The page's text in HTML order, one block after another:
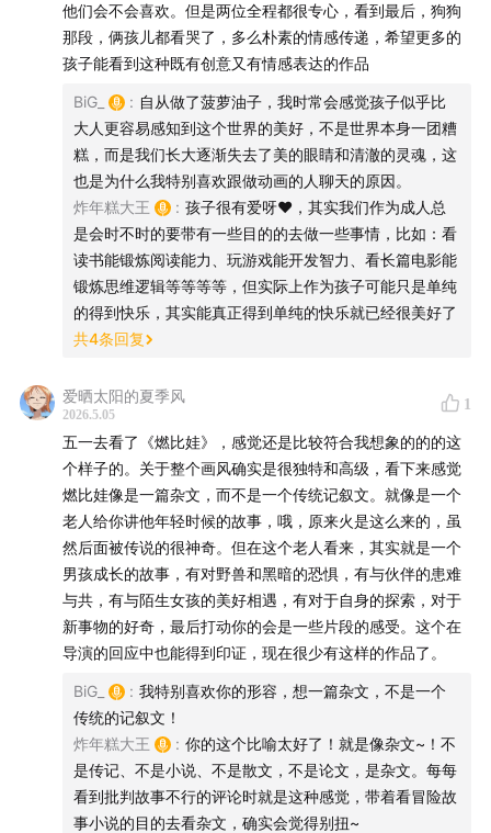
探寻多元视野下的动画创作：李文愉导演的倔强与
动画导演最有魅力的两个阶段：第一部与最后一部
震撼视觉的画面：草原花海的冲击力与创意设计
后期制作的重要性：为何早期美影厂可以奢侈的做
“先期配音”？
周迅与杨皓宇是如何加入《燃比娃》项目配音的？
01:14:30观影体验的变革：走进电影院，拥抱全新创作逻
辑
01:22:47美影厂：中国动画的巅峰与遗憾
01:31:07创作的浪漫与现实的脱离：探讨生死与陪伴的重
【关于”菠萝油子“】
菠萝油子（波螺油子），是青岛的一条已经消失不见的老
路，那里曾经充满了老城区的烟火气，但对于80、90后
的孩子来说，菠萝油子路上开着几家买二手漫画书的小
店，打开了无数孩子对漫画世界大门。虽然那条路已经消
失不见，但它却成了我们生命中，关于“漫画”所有记忆的
他们会不会喜欢。但是两位全程都很专心，看到最后，狗狗
那段，俩孩儿都看哭了，多么朴素的情感传递，希望更多的
孩子能看到这种既有创意又有情感表达的作品
BiG_ : 自从做了菠萝油子，我时常会感觉孩子似乎比
大人更容易感知到这个世界的美好，不是世界本身一团糟
糕，而是我们长大逐渐失去了美的眼睛和清澈的灵魂，这
也是为什么我特别喜欢跟做动画的人聊天的原因。
炸年糕大王
: 孩子很有爱呀❤️，其实我们作为成人总
是会时不时的要带有一些目的的去做一些事情，比如：看
读书能锻炼阅读能力、玩游戏能开发智力、看长篇电影能
锻炼思维逻辑等等等等，但实际上作为孩子可能只是单纯
的得到快乐，其实能真正得到单纯的快乐就已经很美好了
共4条回复
爱晒太阳的夏季风
2026.5.05
1
五一去看了《燃比娃》，感觉还是比较符合我想象的的的这
个样子的。关于整个画风确实是很独特和高级，看下来感觉
燃比娃像是一篇杂文，而不是一个传统记叙文。就像是一个
老人给你讲他年轻时候的故事，哦，原来火是这么来的，虽
然后面被传说的很神奇。但在这个老人看来，其实就是一个
男孩成长的故事，有对野兽和黑暗的恐惧，有与伙伴的患难
与共，有与陌生女孩的美好相遇，有对于自身的探索，对于
新事物的好奇，最后打动你的会是一些片段的感受。这个在
导演的回应中也能得到印证，现在很少有这样的作品了。
BiG_ : 我特别喜欢你的形容，想一篇杂文，不是一个
传统的记叙文！
炸年糕大王
: 你的这个比喻太好了！就是像杂文~！不
是传记、不是小说、不是散文，不是论文，是杂文。每每
看到批判故事不行的评论时就是这种感觉，带着看冒险故
事小说的目的去看杂文，确实会觉得别扭~